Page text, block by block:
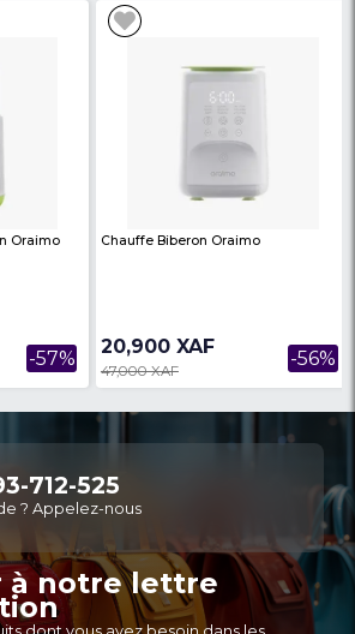
There are no reviews on
product
Voir Plus
Moderne
Chargeur Secteur
Port (USB-C + USB-A)